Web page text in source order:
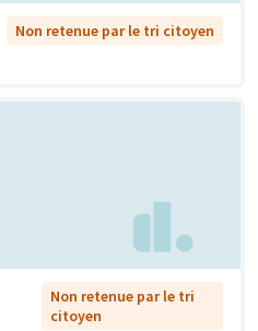
Non retenue par le tri citoyen
Non retenue par le tri
citoyen